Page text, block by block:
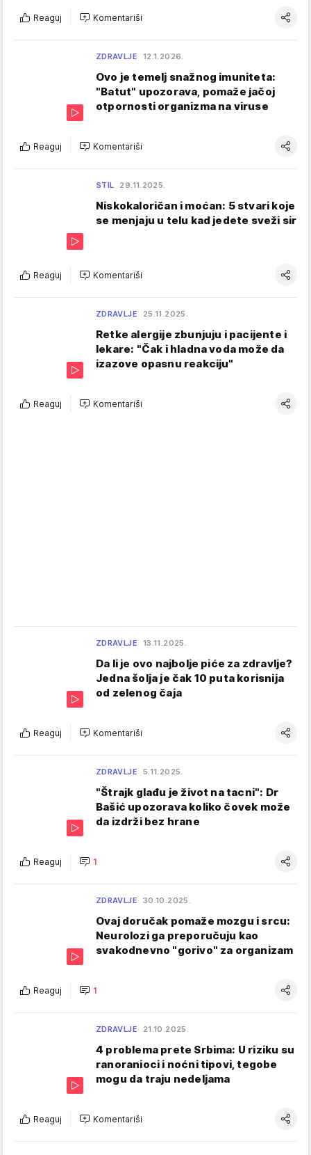
Reaguj Komentariši
ZDRAVLJE 12.1.2026.
Ovo je temelj snažnog imuniteta:
"Batut" upozorava, pоmаžе јаčoj
оtpоrnоsti оrgаnizmа na viruse
Reaguj Komentariši
STIL 29.11.2025.
Niskokaloričan i moćan: 5 stvari koje
se menjaju u telu kad jedete sveži sir
Reaguj Komentariši
ZDRAVLJE 25.11.2025.
Retke alergije zbunjuju i pacijente i
lekare: "Čak i hladna voda može da
izazove opasnu reakciju"
Reaguj Komentariši
ZDRAVLJE 13.11.2025.
Da li je ovo najbolje piće za zdravlje?
Jedna šolja je čak 10 puta korisnija
od zelenog čaja
Reaguj Komentariši
ZDRAVLJE 5.11.2025.
"Štrajk glađu je život na tacni": Dr
Bašić upozorava koliko čovek može
da izdrži bez hrane
Reaguj 1
ZDRAVLJE 30.10.2025.
Ovaj doručak pomaže mozgu i srcu:
Neurolozi ga preporučuju kao
svakodnevno "gorivo" za organizam
Reaguj 1
ZDRAVLJE 21.10.2025.
4 problema prete Srbima: U riziku su
ranoranioci i noćni tipovi, tegobe
mogu da traju nedeljama
Reaguj Komentariši